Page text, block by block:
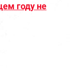
году не